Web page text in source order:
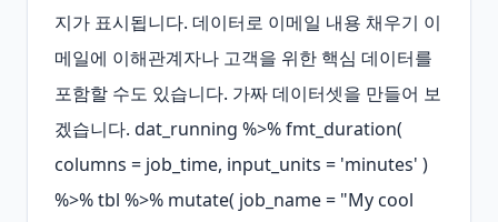
지가 표시됩니다. 데이터로 이메일 내용 채우기 이
메일에 이해관계자나 고객을 위한 핵심 데이터를
포함할 수도 있습니다. 가짜 데이터셋을 만들어 보
겠습니다. dat_running %>% fmt_duration(
columns = job_time, input_units = 'minutes' )
%>% tbl %>% mutate( job_name = "My cool